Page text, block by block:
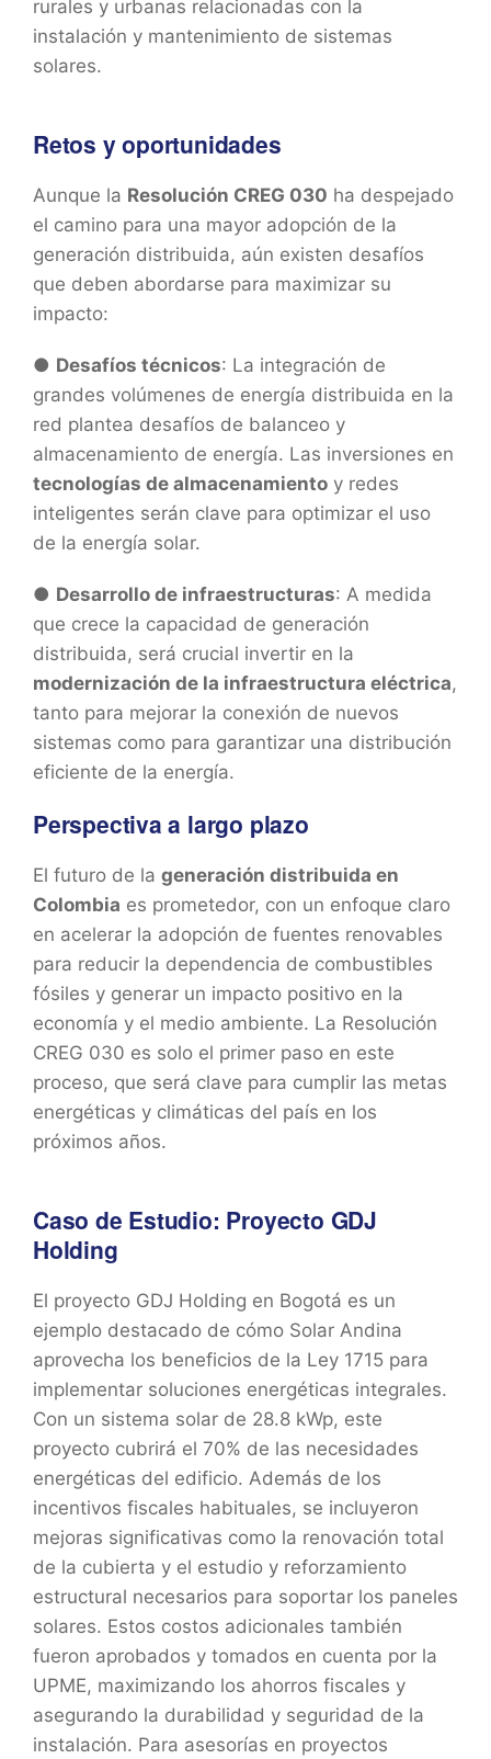
rurales y urbanas relacionadas con la
instalación y mantenimiento de sistemas
solares.
Retos y oportunidades
Aunque la Resolución CREG 030 ha despejado
el camino para una mayor adopción de la
generación distribuida, aún existen desafíos
que deben abordarse para maximizar su
impacto:
● Desafíos técnicos: La integración de
grandes volúmenes de energía distribuida en la
red plantea desafíos de balanceo y
almacenamiento de energía. Las inversiones en
tecnologías de almacenamiento y redes
inteligentes serán clave para optimizar el uso
de la energía solar.
● Desarrollo de infraestructuras: A medida
que crece la capacidad de generación
distribuida, será crucial invertir en la
modernización de la infraestructura eléctrica,
tanto para mejorar la conexión de nuevos
sistemas como para garantizar una distribución
eficiente de la energía.
Perspectiva a largo plazo
El futuro de la generación distribuida en
Colombia es prometedor, con un enfoque claro
en acelerar la adopción de fuentes renovables
para reducir la dependencia de combustibles
fósiles y generar un impacto positivo en la
economía y el medio ambiente. La Resolución
CREG 030 es solo el primer paso en este
proceso, que será clave para cumplir las metas
energéticas y climáticas del país en los
próximos años.
Caso de Estudio: Proyecto GDJ
Holding
El proyecto GDJ Holding en Bogotá es un
ejemplo destacado de cómo Solar Andina
aprovecha los beneficios de la Ley 1715 para
implementar soluciones energéticas integrales.
Con un sistema solar de 28.8 kWp, este
proyecto cubrirá el 70% de las necesidades
energéticas del edificio. Además de los
incentivos fiscales habituales, se incluyeron
mejoras significativas como la renovación total
de la cubierta y el estudio y reforzamiento
estructural necesarios para soportar los paneles
solares. Estos costos adicionales también
fueron aprobados y tomados en cuenta por la
UPME, maximizando los ahorros fiscales y
asegurando la durabilidad y seguridad de la
instalación. Para asesorías en proyectos